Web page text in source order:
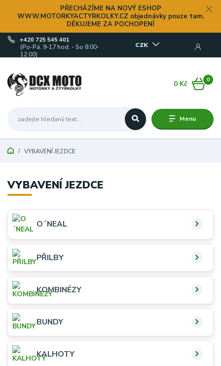
PŘECHÁZÍME NA NOVÝ ESHOP
WWW.MOTORKYACTYRKOLKY.CZ objednávky pouze tam.
DĚKUJEME ZA POCHOPENÍ
Menu
CZK
+420 725 545 401
(Po-Pá, 9-17 hod. - So 8:00-
12:00)
0
0 Kč
VYBAVENÍ JEZDCE
VYBAVENÍ JEZDCE
O´NEAL
PŘILBY
KOMBINÉZY
BUNDY
KALHOTY